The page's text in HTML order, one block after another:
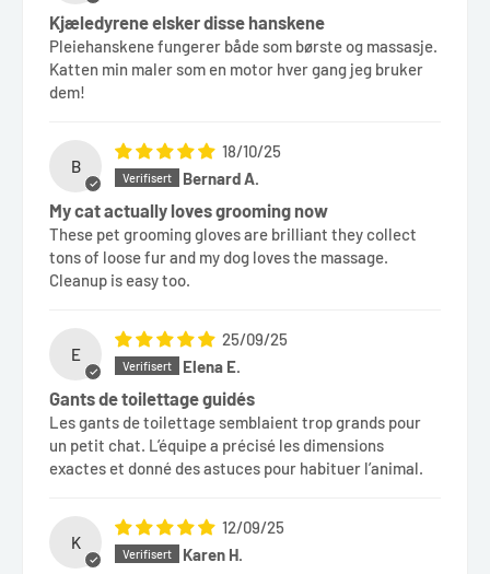
Kjæledyrene elsker disse hanskene
Pleiehanskene fungerer både som børste og massasje.
Katten min maler som en motor hver gang jeg bruker
dem!
B
18/10/25
Bernard A.
My cat actually loves grooming now
These pet grooming gloves are brilliant they collect
tons of loose fur and my dog loves the massage.
Cleanup is easy too.
E
25/09/25
Elena E.
Gants de toilettage guidés
Les gants de toilettage semblaient trop grands pour
un petit chat. L’équipe a précisé les dimensions
exactes et donné des astuces pour habituer l’animal.
K
12/09/25
Karen H.